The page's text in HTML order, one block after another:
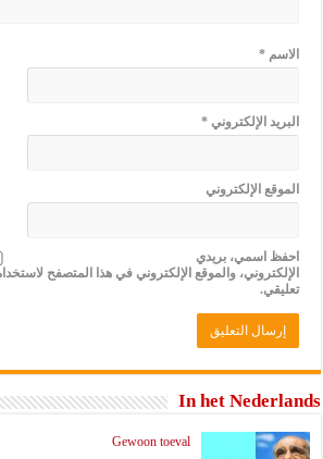
الإلكتروني*
الإلكتروني
اسمي، بريدي
والموقع الإلكتروني في هذا المتصفح لاستخدامها
In het
Gewoon toeval